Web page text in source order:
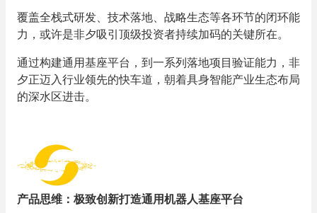
覆盖全栈式研发、技术落地、战略生态等各环节的闭环能
力，或许是非夕吸引顶级投资者持续加码的关键所在。
通过构建通用基座平台，到一系列落地项目验证能力，非
夕正迈入行业领先的快车道，朝着具身智能产业生态布局
的深水区进击。
产品思维：极致创新打造通用机器人基座平台